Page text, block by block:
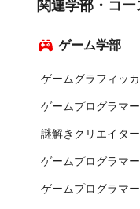
関連学部・コー
ゲーム学部
ゲームグラフィッ
ゲームプログラマー
謎解きクリエイター
ゲームプログラマー
ゲームプログラマー